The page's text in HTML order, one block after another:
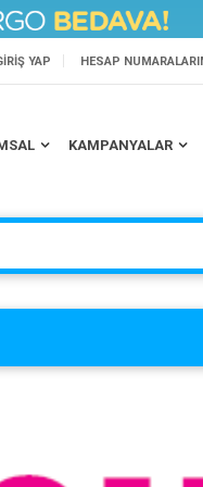
YAP HESAP
KAMPANYALAR